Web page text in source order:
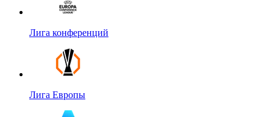
Лига конференций
Лига Европы